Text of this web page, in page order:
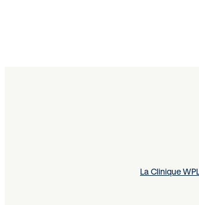
La Clinique WP